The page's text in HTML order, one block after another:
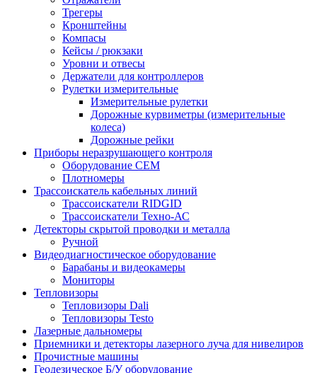
Трегеры
Кронштейны
Компасы
Кейсы / рюкзаки
Уровни и отвесы
Держатели для контроллеров
Рулетки измерительные
Измерительные рулетки
Дорожные курвиметры (измерительные
колеса)
Дорожные рейки
Приборы неразрушающего контроля
Оборудование CEM
Плотномеры
Трассоискатель кабельных линий
Трассоискатели RIDGID
Трассоискатели Техно-АС
Детекторы скрытой проводки и металла
Ручной
Видеодиагностическое оборудование
Барабаны и видеокамеры
Мониторы
Тепловизоры
Тепловизоры Dali
Тепловизоры Testo
Лазерные дальномеры
Приемники и детекторы лазерного луча для нивелиров
Прочистные машины
Геодезическое Б/У оборудование